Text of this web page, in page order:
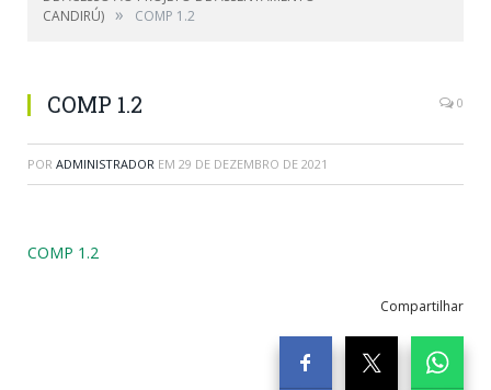
CANDIRÚ) » COMP 1.2
COMP 1.2 0
POR ADMINISTRADOR EM 29 DE DEZEMBRO DE 2021
COMP 1.2
Compartilhar